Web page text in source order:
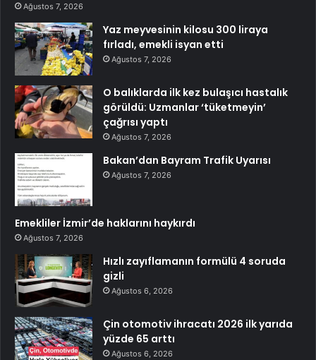
Ağustos 7, 2026
Yaz meyvesinin kilosu 300 liraya
fırladı, emekli isyan etti
Ağustos 7, 2026
O balıklarda ilk kez bulaşıcı hastalık
görüldü: Uzmanlar ‘tüketmeyin’
çağrısı yaptı
Ağustos 7, 2026
Bakan’dan Bayram Trafik Uyarısı
Ağustos 7, 2026
Emekliler İzmir’de haklarını haykırdı
Ağustos 7, 2026
Hızlı zayıflamanın formülü 4 soruda
gizli
Ağustos 6, 2026
Çin otomotiv ihracatı 2026 ilk yarıda
yüzde 65 arttı
Ağustos 6, 2026